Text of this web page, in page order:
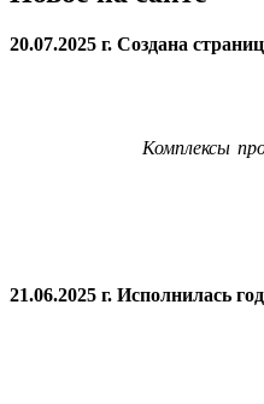
20.07.2025 г. Создана
Комплексы
21.06.2025 г. Исполнилась